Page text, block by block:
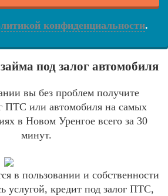
конфиденциальности.
под залог автомобиля
вы без проблем получите
ПТС или автомобиля на самых
в Новом Уренгое всего за 30
минут.
в пользовании и собственности
услугой, кредит под залог ПТС,